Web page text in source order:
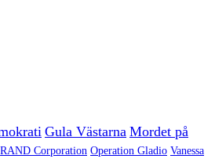
Gula Västarna Mordet på
RAND Corporation Operation Gladio Vanessa